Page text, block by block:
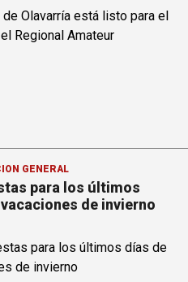
GENERAL
para los últimos
de invierno